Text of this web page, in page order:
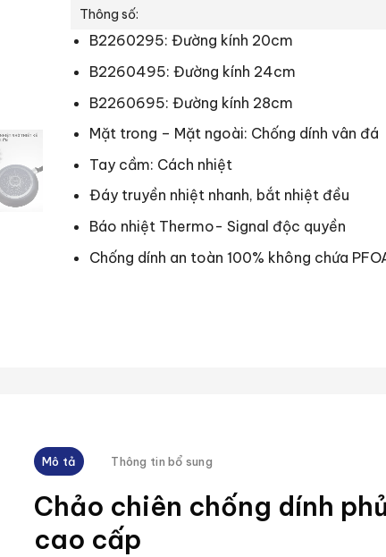
Thông số:
B2260295: Đường kính 20cm
B2260495: Đường kính 24cm
B2260695: Đường kính 28cm
Mặt trong – Mặt ngoài: Chống dính vân đá
Tay cầm: Cách nhiệt
Đáy truyền nhiệt nhanh, bắt nhiệt đều
Báo nhiệt Thermo- Signal độc quyền
Chống dính an toàn 100% không chứa
Mô tả Thông tin bổ sung
Chảo chiên chống dính
cao cấp